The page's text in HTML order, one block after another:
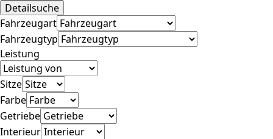
Detailsuche
Fahrzeugart
Fahrzeugtyp
Leistung
Sitze
Farbe
Getriebe
Interieur